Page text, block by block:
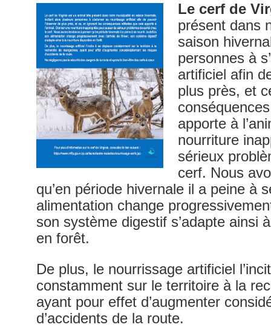
Le cerf de
présent dans
saison
personnes à
artificiel afin
plus près, et
apporte à
nourriture
sérieux
cerf. Nous
qu’en période hivernale il a peine à
alimentation change
son système digestif s’adapte ainsi
en forêt.
De plus, le nourrissage artificiel
constamment sur le territoire à la
ayant pour effet d’augmenter
d’accidents de la route.